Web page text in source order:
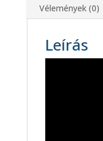
Vélemények (0)
Leírás